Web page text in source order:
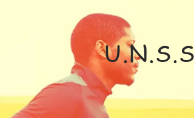
U.N.S.S.